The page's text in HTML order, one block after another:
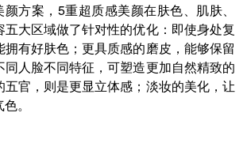
方案，5重超质感美颜在肤色、肌肤、
大区域做了针对性的优化：即使身处复
有好肤色；更具质感的磨皮，能够保留
同人脸不同特征，可塑造更加自然精致的
五官，则是更显立体感；淡妆的美化，让
。